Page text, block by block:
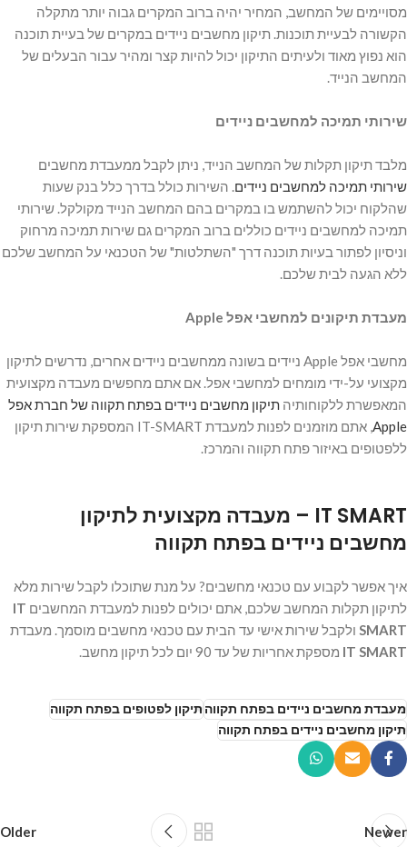
מסויימים של המחשב, המחיר יהיה ברוב המקרים גבוה יותר מתקלה
הקשורה לבעיית תוכנות. תיקון מחשבים ניידים במקרים של בעיית תוכנה
הוא נפוץ מאוד ולעיתים התיקון יכול להיות קצר ומהיר עבור הבעלים של
המחשב הנייד.
שירותי תמיכה למחשבים ניידים
מלבד תיקון תקלות של המחשב הנייד, ניתן לקבל ממעבדת מחשבים
שירותי תמיכה למחשבים ניידים . השירות כולל בדרך כלל בנק שעות
שהלקוח יכול להשתמש בו במקרים בהם המחשב הנייד מקולקל. שירותי
תמיכה למחשבים ניידים כוללים ברוב המקרים גם שירות תמיכה מרחוק
וניסיון לפתור בעיות תוכנה דרך "השתלטות" של הטכנאי על המחשב שלכם
ללא הגעה לבית שלכם.
מעבדת תיקונים למחשבי אפל Apple
מחשבי אפל Apple ניידים בשונה ממחשבים ניידים אחרים, נדרשים לתיקון
מקצועי על-ידי מומחים למחשבי אפל. אם אתם מחפשים מעבדה מקצועית
המאפשרת ללקוחותיה תיקון מחשבים ניידים בפתח תקווה של חברת אפל
Apple
, אתם מוזמנים לפנות למעבדת IT-SMART המספקת שירות תיקון
ללפטופים באיזור פתח תקווה והמרכז.
IT SMART – מעבדה מקצועית לתיקון
מחשבים ניידים בפתח תקווה
איך אפשר לקבוע עם טכנאי מחשבים? על מנת שתוכלו לקבל שירות מלא
לתיקון תקלות המחשב שלכם, אתם יכולים לפנות למעבדת המחשבים IT
SMART ולקבל שירות אישי עד הבית עם טכנאי מחשבים מוסמך. מעבדת
IT SMART מספקת אחריות של עד 90 יום לכל תיקון מחשב.
מעבדת מחשבים ניידים בפתח תקווהתיקון לפטופים בפתח תקווה
תיקון מחשבים ניידים בפתח תקווה
Newer
Older